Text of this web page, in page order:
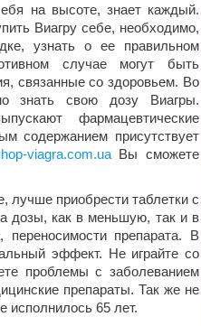
на высоте, знает каждый.
Виагру себе, необходимо,
узнать о ее правильном
случае могут быть
связанные со здоровьем. Во
знать свою дозу Виагры.
фармацевтические
содержанием присутствует
viagra.com.uaВы сможете
лучше приобрести таблетки с
дозы, как в меньшую, так и в
переносимости препарата. В
эффект. Не играйте со
проблемы с заболеванием
препараты. Так же не
исполнилось 65 лет.